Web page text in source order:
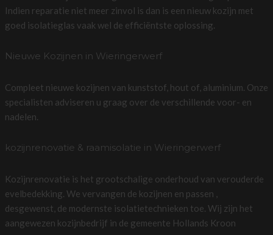
Indien reparatie niet meer zinvol is dan is een nieuw kozijn met
goed isolatieglas vaak wel de efficiëntste oplossing.
Nieuwe Kozijnen in Wieringerwerf
Compleet nieuwe kozijnen van kunststof, hout of, aluminium. Onze
specialisten adviseren u graag over de verschillende voor- en
nadelen.
kozijnrenovatie & raamisolatie in Wieringerwerf
Kozijnrenovatie is het grootschalige onderhoud van verouderde
evelbedekking. We vervangen de kozijnen en passen ,
desgewenst, de modernste isolatietechnieken toe. Wij zijn het
aangewezen kozijnbedrijf in de gemeente Hollands Kroon